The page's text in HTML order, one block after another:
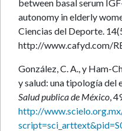
between basal serum
autonomy in elderly
Ciencias del Deporte.
http://www.cafyd.com/
González, C. A., y Ham-
y salud: una tipología del
Salud publica de México,
http://